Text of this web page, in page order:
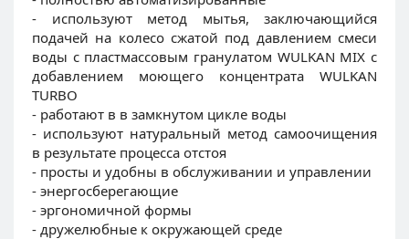
- используют метод мытья, заключающийся
подачей на колесо сжатой под давлением смеси
воды с пластмассовым гранулатом WULKAN MIX с
добавлением моющего концентрата WULKAN
TURBO
- работают в в замкнутом цикле воды
- используют натуральный метод самоочищения
в результате процесса отстоя
- просты и удобны в обслуживании и управлении
- энергосберегающие
- эргономичной формы
- дружелюбные к окружающей среде